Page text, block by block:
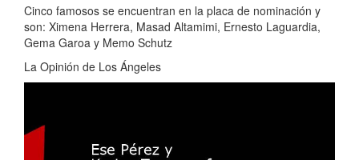
Cinco famosos se encuentran en la placa de nominación y
son: Ximena Herrera, Masad Altamimi, Ernesto Laguardia,
Gema Garoa y Memo Schutz
La Opinión de Los Ángeles